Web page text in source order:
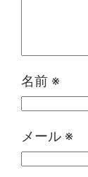
名前 ※
メール ※